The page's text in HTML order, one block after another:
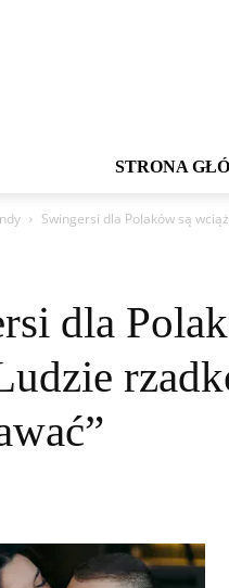
STRONA
Swingersi dla Polaków są
dla